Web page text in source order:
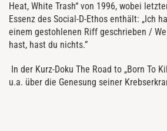
Heat, White Trash“ von 1996, wobei
Essenz des Social-D-Ethos enthält: „Ich
einem gestohlenen Riff geschrieben /
hast, hast du nichts.”
In der Kurz-Doku The Road to „Born To
u.a. über die Genesung seiner